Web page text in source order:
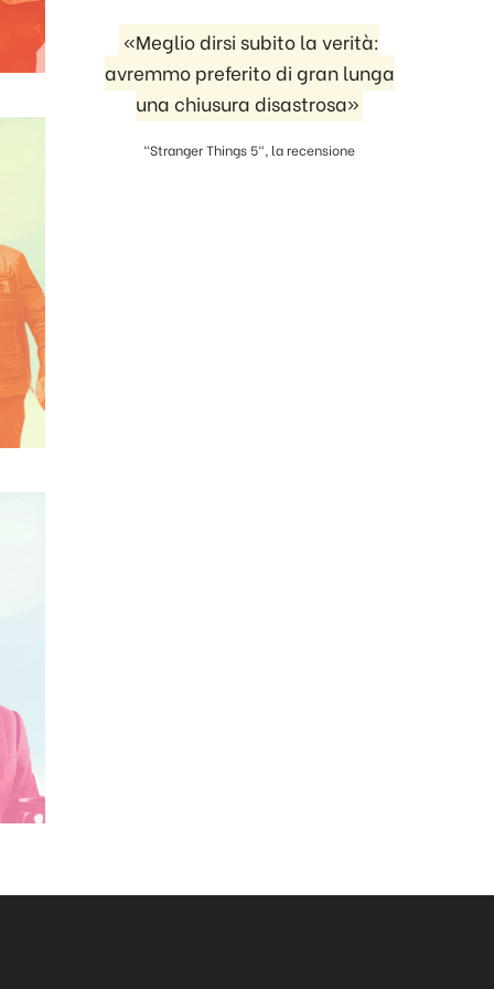
«Meglio dirsi subito la verità:
avremmo preferito di gran lunga
una chiusura disastrosa»
"Stranger Things 5", la recensione